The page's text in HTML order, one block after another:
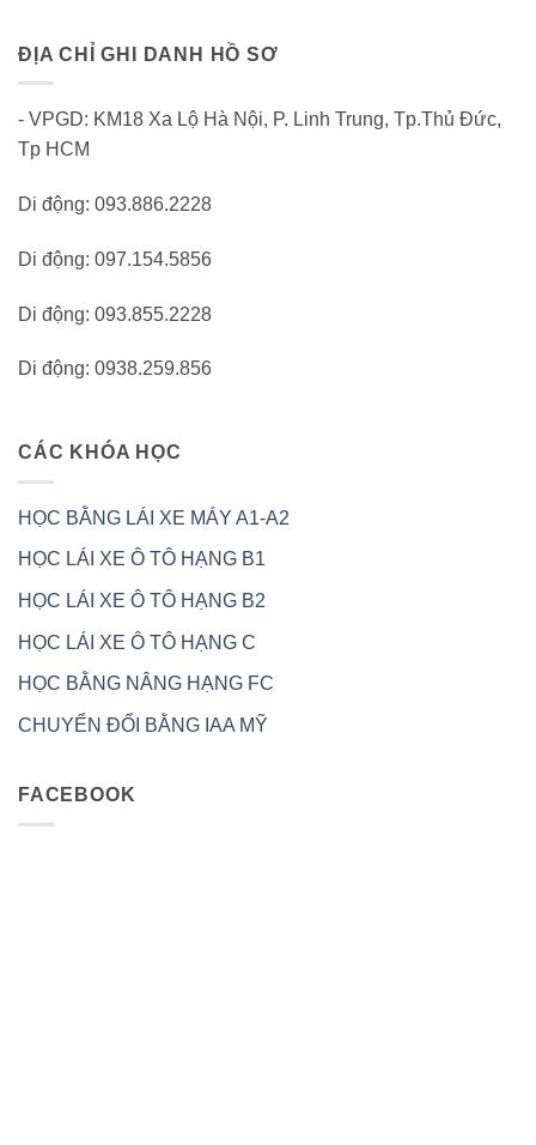
ĐỊA CHỈ GHI DANH HỒ SƠ
- VPGD: KM18 Xa Lộ Hà Nội, P. Linh Trung, Tp.Thủ Đức,
Tp HCM
Di động: 093.886.2228
Di động: 097.154.5856
Di động: 093.855.2228
Di động: 0938.259.856
CÁC KHÓA HỌC
HỌC BẰNG LÁI XE MÁY A1-A2
HỌC LÁI XE Ô TÔ HẠNG B1
HỌC LÁI XE Ô TÔ HẠNG B2
HỌC LÁI XE Ô TÔ HẠNG C
HỌC BẰNG NÂNG HẠNG FC
CHUYỂN ĐỔI BẰNG IAA MỸ
FACEBOOK